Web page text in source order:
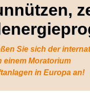
Sie sich der
einem Moratorium
in Europa an!